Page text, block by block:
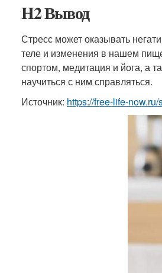
H2 Вывод
Стресс может оказывать
теле и изменения в нашем
спортом, медитация и йога, а
научиться с ним справляться.
Источник: https://free-life-